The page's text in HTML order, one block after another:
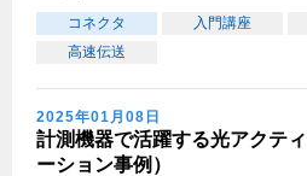
コネクタ 入門講座
高速伝送
2025年01月08日
計測機器で活躍する光アクテ
ーション事例）